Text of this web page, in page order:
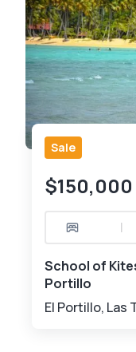
Sale
$150,000
|
School of
Portillo
El Portillo, Las